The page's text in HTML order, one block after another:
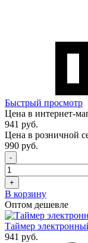
Быстрый просмотр
Цена в интернет-
941 руб.
Цена в розничной
990 руб.
-
+
В корзину
Оптом дешевле
Таймер
941 руб.